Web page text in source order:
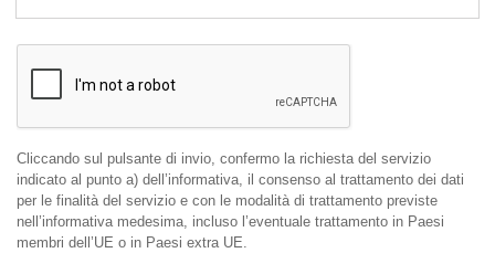
Cliccando sul pulsante di invio, confermo la richiesta del servizio
indicato al punto a) dell’informativa, il consenso al trattamento dei dati
per le finalità del servizio e con le modalità di trattamento previste
nell’informativa medesima, incluso l’eventuale trattamento in Paesi
membri dell’UE o in Paesi extra UE.